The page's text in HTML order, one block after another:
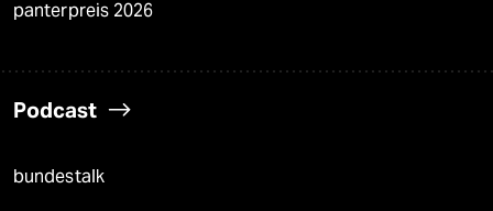
panterpreis 2026
Podcast
bundestalk